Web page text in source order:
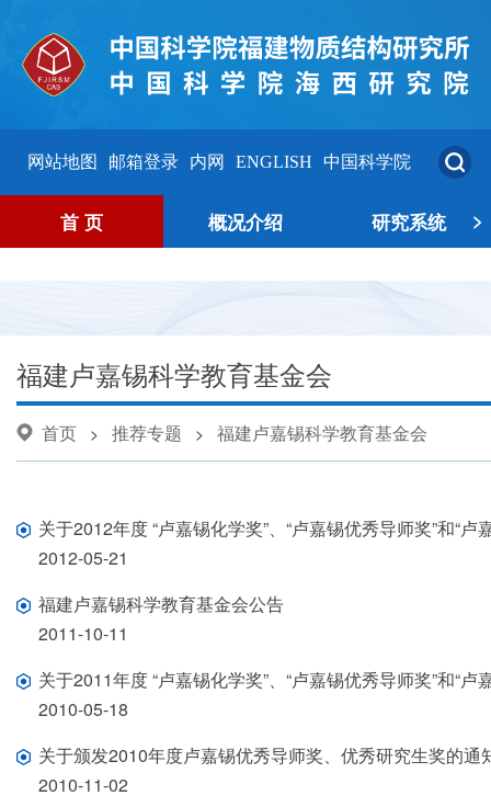
网站地图 邮箱登录 内网 ENGLISH 中国科学院
首 页 概况介绍 研究系统 >
福建卢嘉锡科学教育基金会
首页 > 推荐专题 > 福建卢嘉锡科学教育基金会
关于2012年度 “卢嘉锡化学奖”、“卢嘉锡优秀导师奖”和“
2012-05-21
福建卢嘉锡科学教育基金会公告
2011-10-11
关于2011年度 “卢嘉锡化学奖”、“卢嘉锡优秀导师奖”和“
2010-05-18
关于颁发2010年度卢嘉锡优秀导师奖、优秀研究生奖的通
2010-11-02